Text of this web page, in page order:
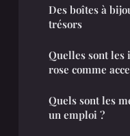
Des boîtes à
trésors
Quelles sont les
rose comme
Quels sont les
un emploi ?